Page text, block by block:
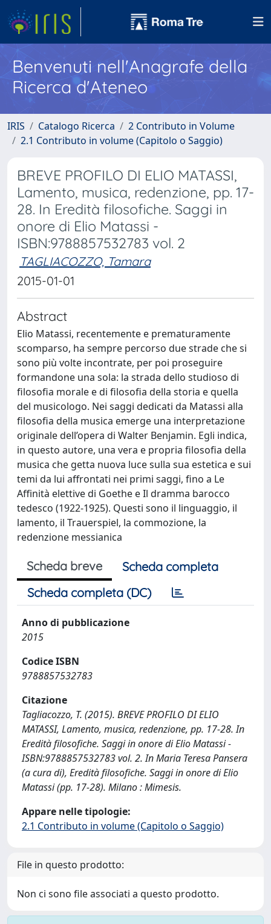
Benvenuti nell'Anagrafe della
Ricerca d'Ateneo
IRIS Catalogo Ricerca
2 Contributo in Volume
2.1 Contributo in volume (Capitolo o Saggio)
BREVE PROFILO DI ELIO MATASSI,
Lamento, musica, redenzione, pp. 17-
28. In Eredità filosofiche. Saggi in
onore di Elio Matassi -
ISBN:9788857532783 vol. 2
TAGLIACOZZO, Tamara
2015-01-01
Abstract
Elio Matassi, recentemente e prematuramente
scomparso, ha sempre percorso due strade che si
sono più volte incontrate, per poi proseguire
formandone una sola: la strada dello studioso di
filosofia morale e di filosofia della storia e quella
del musicologo. Nei saggi dedicati da Matassi alla
filosofia della musica emerge una interpretazione
originale dell’opera di Walter Benjamin. Egli indica,
in questo autore, una vera e propria filosofia della
musica che getta nuova luce sulla sua estetica e sui
temi da lui affrontati nei primi saggi, fino a Le
Affinità elettive di Goethe e Il dramma barocco
tedesco (1922-1925). Questi sono il linguaggio, il
lamento, il Trauerspiel, la commozione, la
redenzione messianica
Scheda breve
Scheda completa
Scheda completa (DC)
Anno di pubblicazione
2015
Codice ISBN
9788857532783
Citazione
Tagliacozzo, T. (2015). BREVE PROFILO DI ELIO
MATASSI, Lamento, musica, redenzione, pp. 17-28. In
Eredità filosofiche. Saggi in onore di Elio Matassi -
ISBN:9788857532783 vol. 2. In Maria Teresa Pansera
(a cura di), Eredità filosofiche. Saggi in onore di Elio
Matassi (pp. 17-28). Milano : Mimesis.
Appare nelle tipologie:
2.1 Contributo in volume (Capitolo o Saggio)
File in questo prodotto:
Non ci sono file associati a questo prodotto.